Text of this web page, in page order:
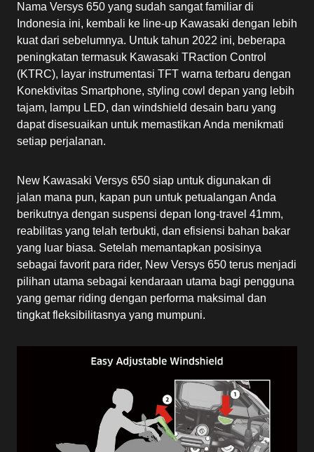
Nama Versys 650 yang sudah sangat familiar di
Indonesia ini, kembali ke line-up Kawasaki dengan lebih
kuat dari sebelumnya. Untuk tahun 2022 ini, beberapa
peningkatan termasuk Kawasaki TRaction Control
(KTRC), layar instrumentasi TFT warna terbaru dengan
Konektivitas Smartphone, styling cowl depan yang lebih
tajam, lampu LED, dan windshield desain baru yang
dapat disesuaikan untuk memastikan Anda menikmati
setiap perjalanan.
New Kawasaki Versys 650 siap untuk digunakan di
jalan mana pun, kapan pun untuk petualangan Anda
berikutnya dengan suspensi depan long-travel 41mm,
reabilitas yang telah terbukti, dan efisiensi bahan bakar
yang luar biasa. Setelah memantapkan posisinya
sebagai favorit para rider, New Versys 650 terus menjadi
pilihan utama sebagai kendaraan utama bagi pengguna
yang gemar riding dengan performa maksimal dan
tingkat fleksibilitasnya yang mumpuni.